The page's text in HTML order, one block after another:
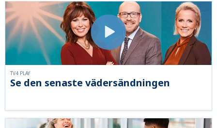
Se den senaste vädersändningen
TV4 PLAY